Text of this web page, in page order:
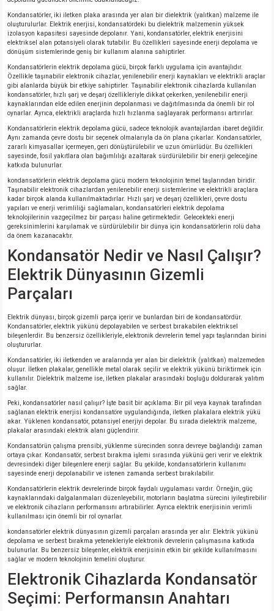
Kondansatörler, iki iletken plaka arasında yer alan bir dielektrik (yalıtkan) malzeme ile
oluşturulurlar. Elektrik enerjisi, kondansatördeki bu dielektrik malzemenin yüksek
izolasyon kapasitesi sayesinde depolanır. Yani, kondansatörler, elektrik enerjisini
elektriksel alan potansiyeli olarak tutabilir. Bu özellikleri sayesinde enerji depolama ve
dönüşüm sistemlerinde geniş bir kullanım alanına sahiptirler.
Kondansatörlerin elektrik depolama gücü, birçok farklı uygulama için avantajlıdır.
Özellikle taşınabilir elektronik cihazlar, yenilenebilir enerji kaynakları ve elektrikli araçlar
gibi alanlarda büyük bir etkiye sahiptirler. Taşınabilir elektronik cihazlarda kullanılan
kondansatörler, hızlı şarj ve deşarj özellikleriyle dikkat çekerken, yenilenebilir enerji
kaynaklarından elde edilen enerjinin depolanması ve dağıtılmasında da önemli bir rol
oynarlar. Ayrıca, elektrikli araçlarda hızlı hızlanma sağlayarak performansı artırırlar.
Kondansatörlerin elektrik depolama gücü, sadece teknolojik avantajlardan ibaret değildir.
Aynı zamanda çevre dostu bir seçenek olmalarıyla da ön plana çıkarlar. Kondansatörler,
zararlı kimyasallar içermeyen, geri dönüştürülebilir ve uzun ömürlüdür. Bu özellikleri
sayesinde, fosil yakıtlara olan bağımlılığı azaltarak sürdürülebilir bir enerji geleceğine
katkıda bulunurlar.
kondansatörlerin elektrik depolama gücü modern teknolojinin temel taşlarından biridir.
Taşınabilir elektronik cihazlardan yenilenebilir enerji sistemlerine ve elektrikli araçlara
kadar birçok alanda kullanılmaktadırlar. Hızlı şarj ve deşarj özellikleri, çevre dostu
yapıları ve enerji verimliliği sağlamaları, kondansatörleri elektrik depolama
teknolojilerinin vazgeçilmez bir parçası haline getirmektedir. Gelecekteki enerji
gereksinimlerini karşılamak ve sürdürülebilir bir dünya için kondansatörlerin rolü daha
da önem kazanacaktır.
Kondansatör Nedir ve Nasıl Çalışır?
Elektrik Dünyasının Gizemli
Parçaları
Elektrik dünyası, birçok gizemli parça içerir ve bunlardan biri de kondansatördür.
Kondansatörler, elektrik yükünü depolayabilen ve serbest bırakabilen elektriksel
bileşenlerdir. Bu benzersiz özellikleriyle, elektronik devrelerin temel yapı taşlarından birini
oluştururlar.
Kondansatörler, iki iletkenden ve aralarında yer alan bir dielektrik (yalıtkan) malzemeden
oluşur. İletken plakalar, genellikle metal olarak seçilir ve elektrik yükünü biriktirmek için
kullanılır. Dielektrik malzeme ise, iletken plakalar arasındaki boşluğu doldurarak yalıtım
sağlar.
Peki, kondansatörler nasıl çalışır? İşte basit bir açıklama: Bir pil veya kaynak tarafından
sağlanan elektrik enerjisi kondansatöre uygulandığında, iletken plakalara elektrik yükü
akar. Yüklenen kondansatör, potansiyel enerjiyi depolar. Bu sırada dielektrik malzeme,
plakalar arasındaki elektrik alanı güçlendirir.
Kondansatörün çalışma prensibi, yüklenme sürecinden sonra devreye bağlandığı zaman
ortaya çıkar. Kondansatör, serbest bırakma işlemi sırasında yükünü geri verir ve elektrik
devresindeki diğer bileşenlere enerji sağlar. Bu şekilde, kondansatörlerin kullanımı
sayesinde enerji depolanabilir ve istenen zamanda serbest bırakılabilir.
Kondansatörlerin elektrik devrelerinde birçok faydalı uygulaması vardır. Örneğin, güç
kaynaklarındaki dalgalanmaları düzenleyebilir, motorların başlatma sürecini iyileştirebilir
ve elektronik cihazların performansını artırabilirler. Ayrıca elektrik enerjisinin verimli
kullanılması için önemli bir rol oynarlar.
kondansatörler elektrik dünyasının gizemli parçaları arasında yer alır. Elektrik yükünü
depolama ve serbest bırakma yetenekleriyle elektronik devrelerin çalışmasına katkıda
bulunurlar. Bu benzersiz bileşenler, elektrik enerjisinin etkin bir şekilde kullanılmasını
sağlar ve modern teknolojinin temelini oluşturur.
Elektronik Cihazlarda Kondansatör
Seçimi: Performansın Anahtarı